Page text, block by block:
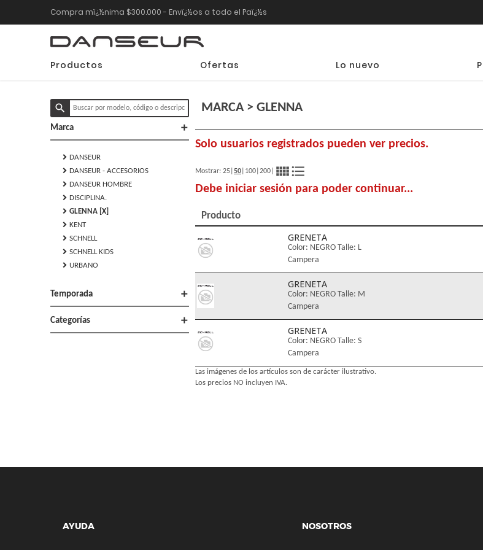
Compra mï¿½nima $300.000 - Envï¿½os a todo el Paï¿½s
Productos Ofertas Lo nuevo
search
Marca add
chevron_right DANSEUR
chevron_right DANSEUR - ACCESORIOS
chevron_right DANSEUR HOMBRE
chevron_right DISCIPLINA.
chevron_right GLENNA [X]
chevron_right KENT
chevron_right SCHNELL
chevron_right SCHNELL KIDS
chevron_right URBANO
Temporada add
Categorías add
MARCA > GLENNA
Solo usuarios registrados pueden ver precios.
Mostrar: 25 50 100 200 view_comfyformat_list_bulleted
Debe iniciar sesión para poder continuar...
Producto
GRENETA
Color: NEGRO Talle: L
Campera
GRENETA
Color: NEGRO Talle: M
Campera
GRENETA
Color: NEGRO Talle: S
Campera
Las imágenes de los artículos son de carácter ilustrativo.
Los precios NO incluyen IVA.
AYUDA NOSOTROS